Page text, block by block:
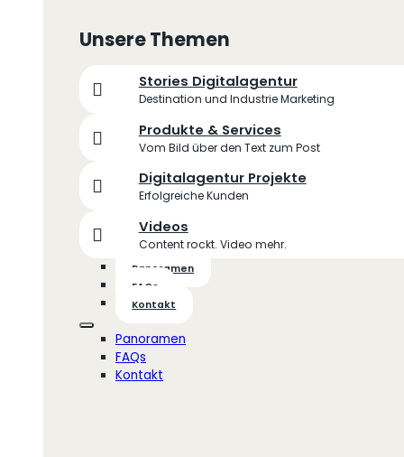
Unsere Themen
Stories Digitalagentur
Destination und Industrie Marketing
Produkte & Services
Vom Bild über den Text zum Post
Digitalagentur Projekte
Erfolgreiche Kunden
Videos
Content rockt. Video mehr.
Panoramen
FAQs
Kontakt
Panoramen
FAQs
Kontakt